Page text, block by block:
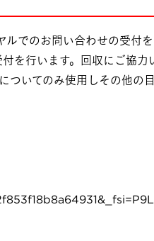
でのお問い合わせの受付を
を行います。回収にご協力
ついてのみ使用しその他の